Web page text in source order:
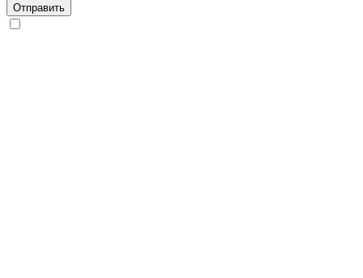
Отправить